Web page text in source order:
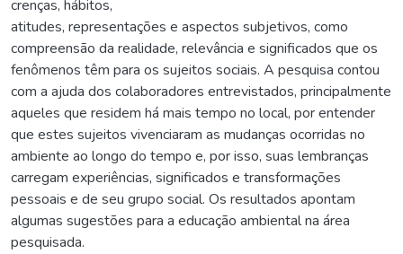
crenças, hábitos,
atitudes, representações e aspectos subjetivos, como
compreensão da realidade, relevância e significados que os
fenômenos têm para os sujeitos sociais. A pesquisa contou
com a ajuda dos colaboradores entrevistados, principalmente
aqueles que residem há mais tempo no local, por entender
que estes sujeitos vivenciaram as mudanças ocorridas no
ambiente ao longo do tempo e, por isso, suas lembranças
carregam experiências, significados e transformações
pessoais e de seu grupo social. Os resultados apontam
algumas sugestões para a educação ambiental na área
pesquisada.